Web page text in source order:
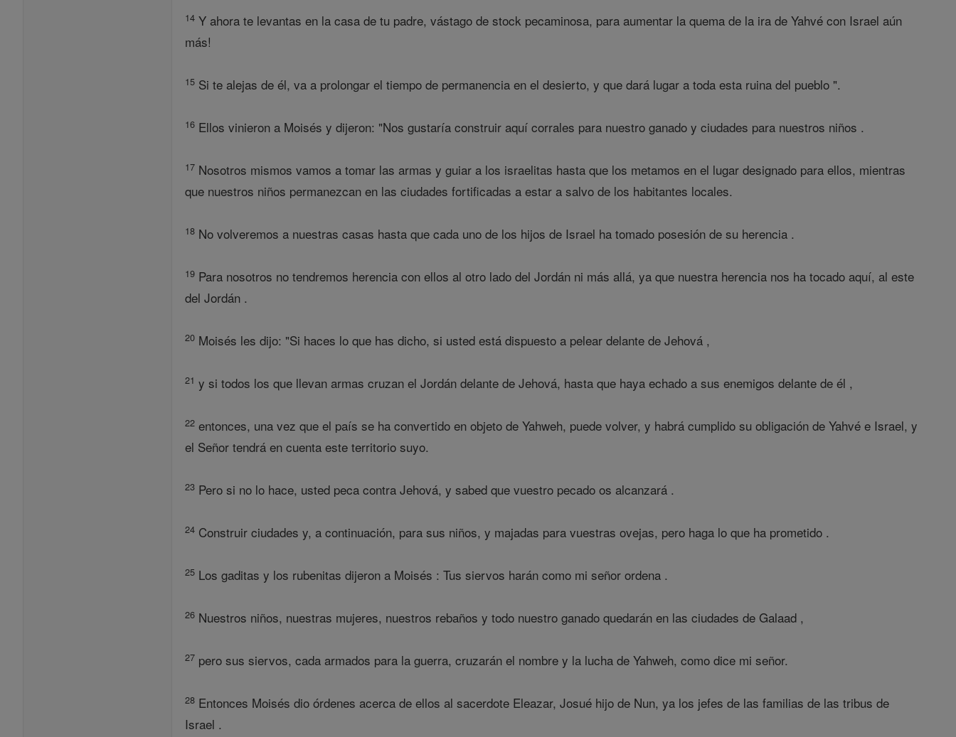
14 Y ahora te levantas en la casa de tu padre, vástago de stock pecaminosa, para aumentar la quema de la ira de Yahvé con Israel aún
más!
15 Si te alejas de él, va a prolongar el tiempo de permanencia en el desierto, y que dará lugar a toda esta ruina del pueblo ".
16 Ellos vinieron a Moisés y dijeron: "Nos gustaría construir aquí corrales para nuestro ganado y ciudades para nuestros niños .
17 Nosotros mismos vamos a tomar las armas y guiar a los israelitas hasta que los metamos en el lugar designado para ellos, mientras
que nuestros niños permanezcan en las ciudades fortificadas a estar a salvo de los habitantes locales.
18 No volveremos a nuestras casas hasta que cada uno de los hijos de Israel ha tomado posesión de su herencia .
19 Para nosotros no tendremos herencia con ellos al otro lado del Jordán ni más allá, ya que nuestra herencia nos ha tocado aquí, al este
del Jordán .
20 Moisés les dijo: "Si haces lo que has dicho, si usted está dispuesto a pelear delante de Jehová ,
21 y si todos los que llevan armas cruzan el Jordán delante de Jehová, hasta que haya echado a sus enemigos delante de él ,
22 entonces, una vez que el país se ha convertido en objeto de Yahweh, puede volver, y habrá cumplido su obligación de Yahvé e Israel, y
el Señor tendrá en cuenta este territorio suyo.
23 Pero si no lo hace, usted peca contra Jehová, y sabed que vuestro pecado os alcanzará .
24 Construir ciudades y, a continuación, para sus niños, y majadas para vuestras ovejas, pero haga lo que ha prometido .
25 Los gaditas y los rubenitas dijeron a Moisés : Tus siervos harán como mi señor ordena .
26 Nuestros niños, nuestras mujeres, nuestros rebaños y todo nuestro ganado quedarán en las ciudades de Galaad ,
27 pero sus siervos, cada armados para la guerra, cruzarán el nombre y la lucha de Yahweh, como dice mi señor.
28 Entonces Moisés dio órdenes acerca de ellos al sacerdote Eleazar, Josué hijo de Nun, ya los jefes de las familias de las tribus de
Israel .